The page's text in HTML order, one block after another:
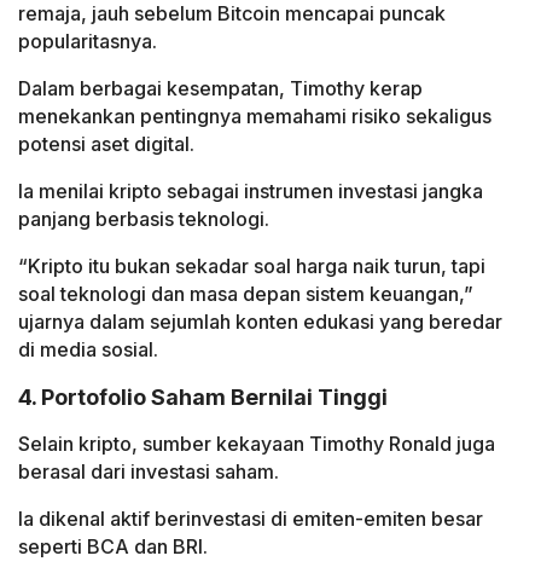
remaja, jauh sebelum Bitcoin mencapai puncak
popularitasnya.
Dalam berbagai kesempatan, Timothy kerap
menekankan pentingnya memahami risiko sekaligus
potensi aset digital.
Ia menilai kripto sebagai instrumen investasi jangka
panjang berbasis teknologi.
“Kripto itu bukan sekadar soal harga naik turun, tapi
soal teknologi dan masa depan sistem keuangan,”
ujarnya dalam sejumlah konten edukasi yang beredar
di media sosial.
4. Portofolio Saham Bernilai Tinggi
Selain kripto, sumber kekayaan Timothy Ronald juga
berasal dari investasi saham.
Ia dikenal aktif berinvestasi di emiten-emiten besar
seperti BCA dan BRI.